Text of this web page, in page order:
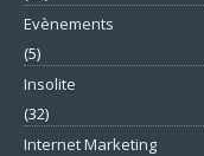
Evènements
(5)
Insolite
(32)
Internet Marketing